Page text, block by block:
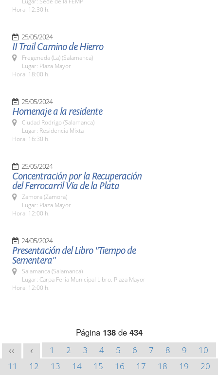
Hora: 12:30 h.
25/05/2024
II Trail Camino de Hierro
Fregeneda (La) (Salamanca)
Lugar: Plaza Mayor
Hora: 18:00 h.
25/05/2024
Homenaje a la residente
Ciudad Rodrigo (Salamanca)
Lugar: Residencia Mixta
Hora: 16:30 h.
25/05/2024
Concentración por la Recuperación
del Ferrocarril Vía de la Plata
Zamora (Zamora)
Lugar: Plaza Mayor
Hora: 12:00 h.
24/05/2024
Presentación del Libro "Tiempo de
Sementera"
Salamanca (Salamanca)
Lugar: Carpa Feria Municipal Libro. Plaza Mayor
Hora: 12:00 h.
Página 138de 434
<< < 1 2 3 4 5 6 7 8 9
10
11
12 13 14 15 16 17 18 19
20